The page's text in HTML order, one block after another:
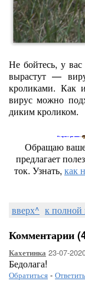
Не бойтесь, у
вырастут —
кроликами. Как
вирус можно
диким кроликом.
Обращаю
предлагает
ток. Узнать, как
вверх^ к полной
Комментарии
Кахетинка 23-07-
Бедолага!
Обратиться - Ответить